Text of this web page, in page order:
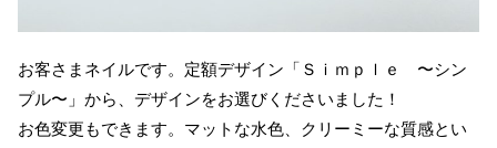
お客さまネイルです。定額デザイン「Ｓｉｍｐｌｅ 〜シン
プル〜」から、デザインをお選びくださいました！
お色変更もできます。マットな水色、クリーミーな質感とい